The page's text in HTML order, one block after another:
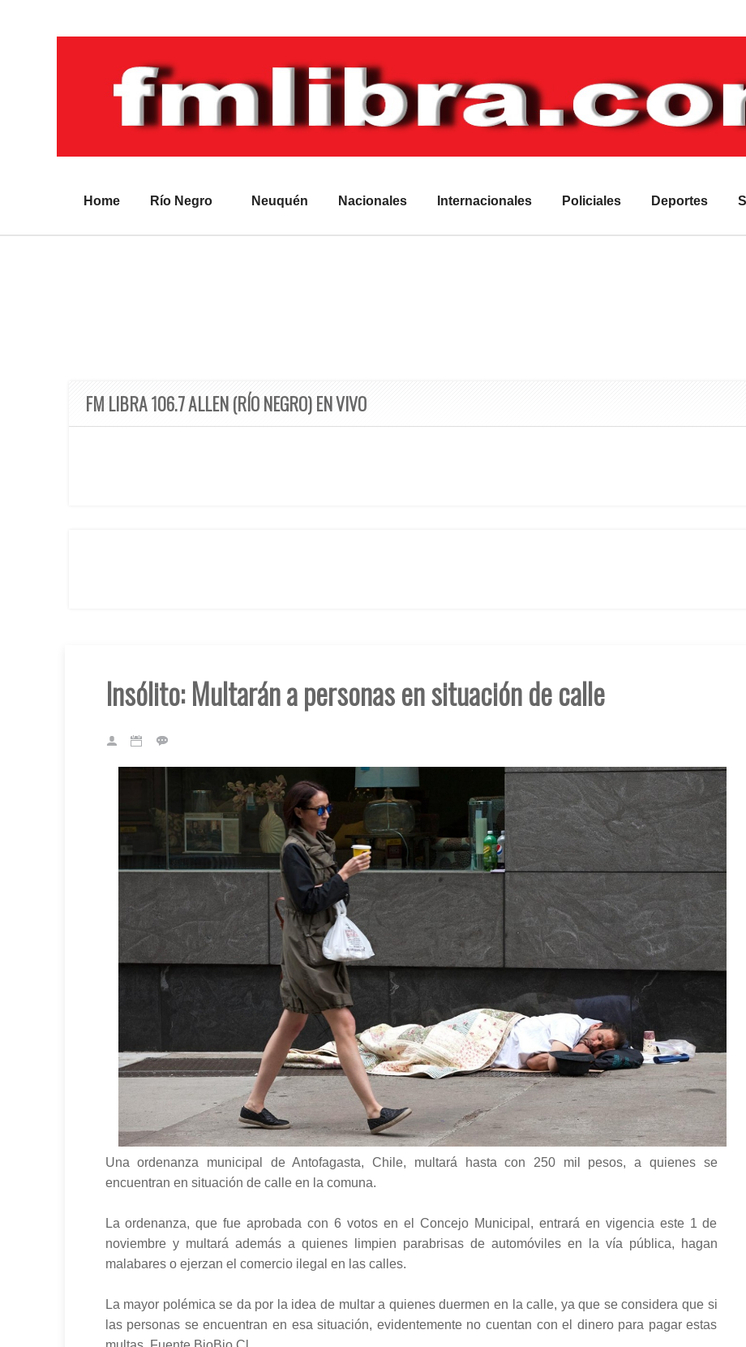
Home Río Negro Neuquén Nacionales Internacionales Policiales Deportes
FM LIBRA 106.7 ALLEN (RÍO NEGRO) EN VIVO
Insólito: Multarán a personas en situación de calle
Una ordenanza municipal de Antofagasta, Chile, multará hasta con 250 mil pesos, a quienes se
encuentran en situación de calle en la comuna.
La ordenanza, que fue aprobada con 6 votos en el Concejo Municipal, entrará en vigencia este 1 de
noviembre y multará además a quienes limpien parabrisas de automóviles en la vía pública, hagan
malabares o ejerzan el comercio ilegal en las calles.
La mayor polémica se da por la idea de multar a quienes duermen en la calle, ya que se considera que si
las personas se encuentran en esa situación, evidentemente no cuentan con el dinero para pagar estas